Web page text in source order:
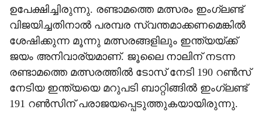
ഉപേക്ഷിച്ചിരുന്നു. രണ്ടാമത്തെ മത്സരം ഇംഗ്ലണ്ട്
വിജയിച്ചതിനാല്‍ പരമ്പര സ്വന്തമാക്കണമെങ്കില്‍
ശേഷിക്കുന്ന മൂന്നു മത്സരങ്ങളിലും ഇന്ത്യയ്ക്ക്
ജയം അനിവാര്യമാണ്. ജൂലൈ നാലിന് നടന്ന
രണ്ടാമത്തെ മത്സരത്തില്‍ ടോസ് നേടി 190 റണ്‍സ്
നേടിയ ഇന്ത്യയെ മറുപടി ബാറ്റിങ്ങില്‍ ഇംഗ്ലണ്ട്
191 റണ്‍സിന് പരാജയപ്പെടുത്തുകയായിരുന്നു.